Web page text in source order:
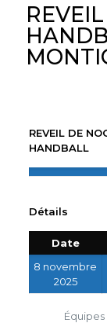
REVEIL DE
HANDBALL
Détails
Date
8 novembre
2025
Équipes